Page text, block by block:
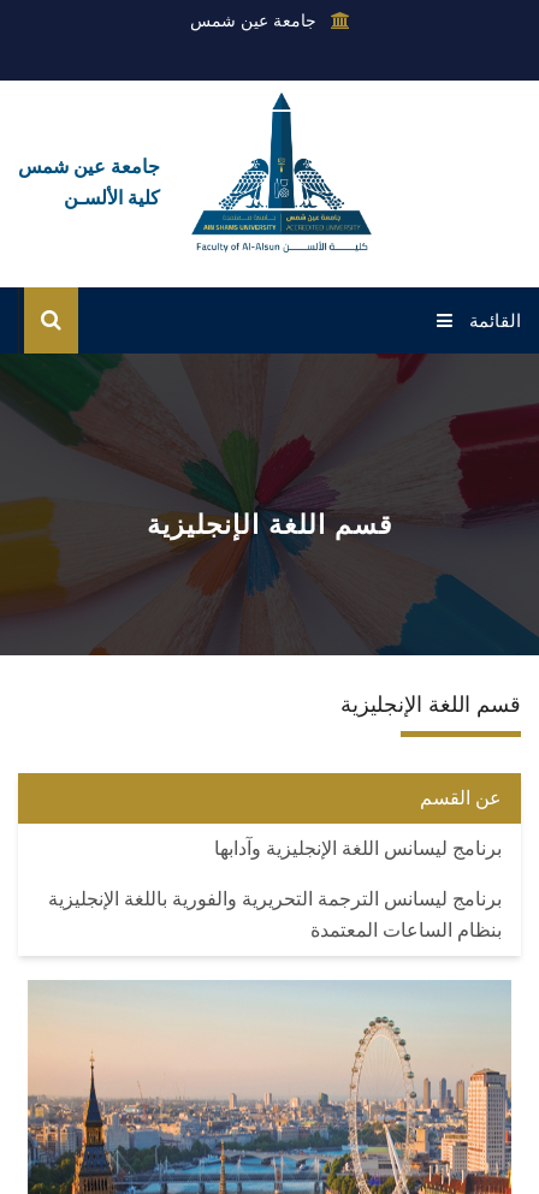
جامعة عين شمس
جامعة عين شمس
كلية الألسـن
القائمة
عن الكلية
القطاعات
الأقسام
برامج الساعات المعتمدة
الكلمة الافتتاحية للخطة الاستراتيجية ٢٠٢٤-٢٠٢٩
تواصل معنا
قسم اللغة الإنجليزية
قسم اللغة الإنجليزية
عن القسم
برنامج ليسانس اللغة الإنجليزية وآدابها
برنامج ليسانس الترجمة التحريرية والفورية باللغة الإنجليزية
بنظام الساعات المعتمدة